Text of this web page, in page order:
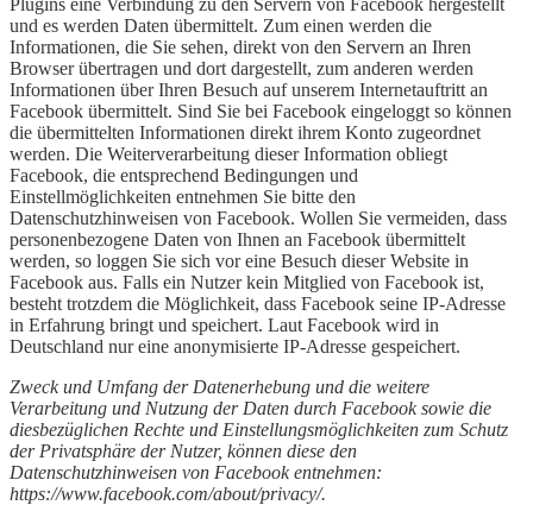
und es werden Daten übermittelt. Zum einen werden die
Informationen, die Sie sehen, direkt von den Servern an Ihren
Browser übertragen und dort dargestellt, zum anderen werden
Informationen über Ihren Besuch auf unserem Internetauftritt an
Facebook übermittelt. Sind Sie bei Facebook eingeloggt so können
die übermittelten Informationen direkt ihrem Konto zugeordnet
werden. Die Weiterverarbeitung dieser Information obliegt
Facebook, die entsprechend Bedingungen und
Einstellmöglichkeiten entnehmen Sie bitte den
Datenschutzhinweisen von Facebook. Wollen Sie vermeiden, dass
personenbezogene Daten von Ihnen an Facebook übermittelt
werden, so loggen Sie sich vor eine Besuch dieser Website in
Facebook aus. Falls ein Nutzer kein Mitglied von Facebook ist,
besteht trotzdem die Möglichkeit, dass Facebook seine IP-Adresse
in Erfahrung bringt und speichert. Laut Facebook wird in
Deutschland nur eine anonymisierte IP-Adresse gespeichert.
Zweck und Umfang der Datenerhebung und die weitere
Verarbeitung und Nutzung der Daten durch Facebook sowie die
diesbezüglichen Rechte und Einstellungsmöglichkeiten zum Schutz
der Privatsphäre der Nutzer, können diese den
Datenschutzhinweisen von Facebook entnehmen:
https://www.facebook.com/about/privacy/.